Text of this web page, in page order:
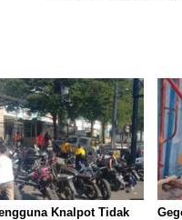
Knalpot Tidak